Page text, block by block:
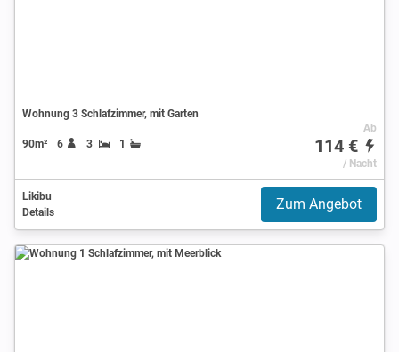
Wohnung 3 Schlafzimmer, mit Garten
90m² 6 3 1
Ab
114 €
/ Nacht
Likibu
Details
Zum Angebot